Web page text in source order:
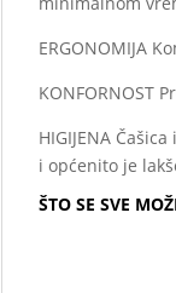
ERGONOMIJA
KONFORNOST
HIGIJENA
i općenito je
ŠTO SE SVE